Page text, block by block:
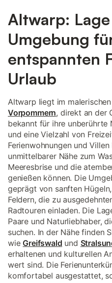
Altwarp:
Umgebung
entspannten
Urlaub
Altwarp liegt im malerischen
Vorpommern, direkt an der
bekannt für ihre unberührte
und eine Vielzahl von
Ferienwohnungen und
unmittelbarer Nähe zum
Meeresbrise und die
genießen können. Die
geprägt von sanften
Feldern, die zu
Radtouren einladen. Die
Paare und Naturliebhaber,
suchen. In der Nähe finden
wie Greifswald und
erhaltenen und kulturellen
wert sind. Die
komfortabel ausgestattet,